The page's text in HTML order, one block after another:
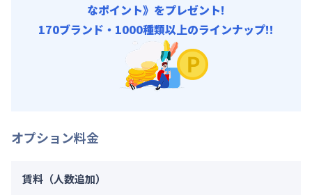
なポイント》をプレゼント!
170ブランド・1000種類以上のラインナップ!!
オプション料金
賃料（人数追加）